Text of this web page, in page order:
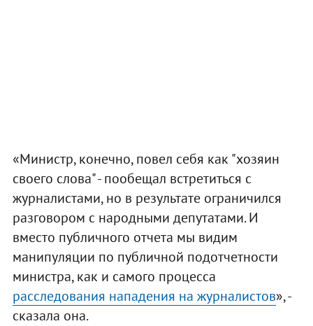
«Министр, конечно, повел себя как "хозяин
своего слова" - пообещал встретиться с
журналистами, но в результате ограничился
разговором с народными депутатами. И
вместо публичного отчета мы видим
манипуляции по публичной подотчетности
министра, как и самого процесса
расследования нападения на журналистов», -
сказала она.